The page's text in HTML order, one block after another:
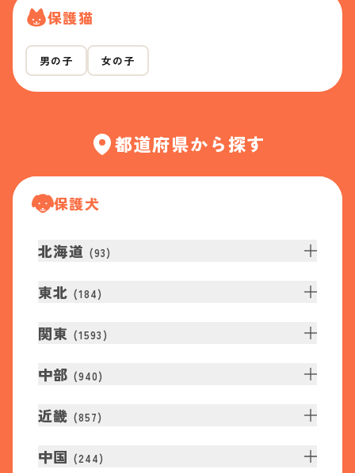
保護猫
男の子 女の子
都道府県から探す
保護犬
北海道 (93)
東北 (184)
関東 (1593 )
中部 (940)
近畿 (857)
中国 (244)